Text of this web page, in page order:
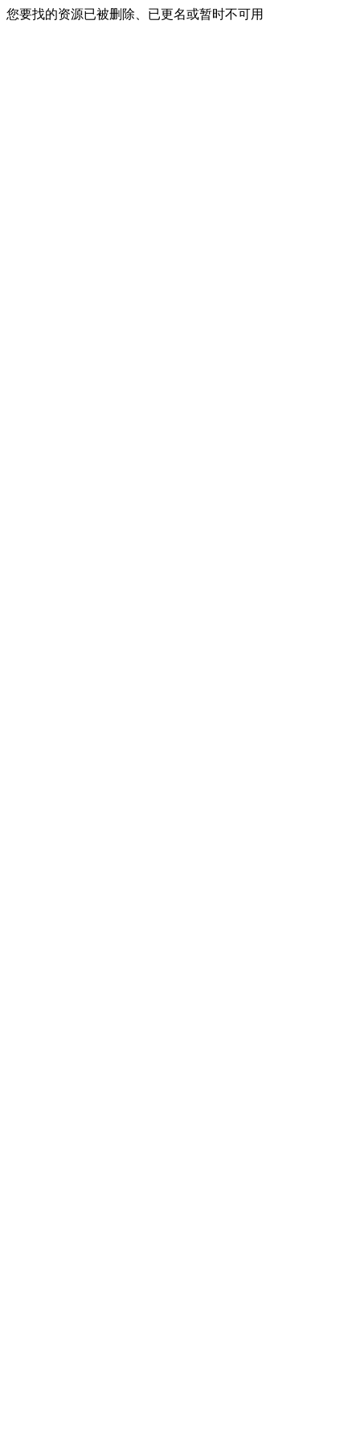
您要找的资源已被删除、已更名或暂时不可用